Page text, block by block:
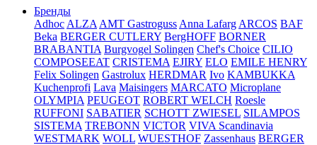
Бренды
Adhoc ALZA AMT Gastroguss Anna Lafarg ARCOS BAF
Beka BERGER CUTLERY BergHOFF BORNER
BRABANTIA Burgvogel Solingen Chef's Choice CILIO
COMPOSEEAT CRISTEMA EJIRY ELO EMILE HENRY
Felix Solingen Gastrolux HERDMAR Ivo KAMBUKKA
Kuchenprofi Lava Maisingers MARCATO Microplane
OLYMPIA PEUGEOT ROBERT WELCH Roesle
RUFFONI SABATIER SCHOTT ZWIESEL SILAMPOS
SISTEMA TREBONN VICTOR VIVA Scandinavia
WESTMARK WOLL WUESTHOF Zassenhaus BERGER